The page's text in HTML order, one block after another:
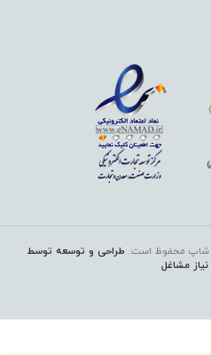
شاپ محفوظ است.طراحی و توسعه توسط
مشاغل